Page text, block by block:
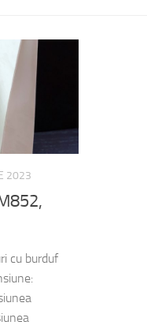
2023
cu burduf